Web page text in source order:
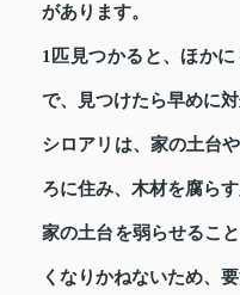
があります。
1匹見つかると、ほか
で、見つけたら早めに
シロアリは、家の土台
ろに住み、木材を腐らす
家の土台を弱らせるこ
くなりかねないため、要